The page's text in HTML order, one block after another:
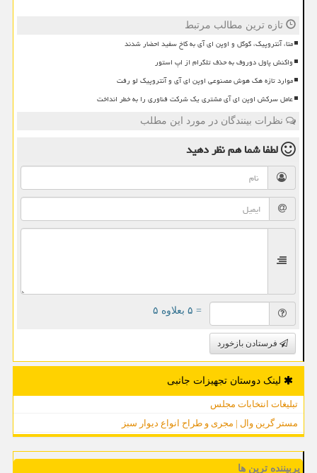
تازه ترین مطالب مرتبط
متا، آنتروپیک، گوگل و اوپن ای آی به کاخ سفید احضار شدند
واکنش پاول دوروف به حذف تلگرام از اپ استور
موارد تازه هک هوش مصنوعی اوپن ای آی و آنتروپیک لو رفت
عامل سرکش اوپن ای آی مشتری یک شرکت فناوری را به خطر انداخت
نظرات بینندگان در مورد این مطلب
لطفا شما همنظر دهید
= ۵ بعلاوه ۵
فرستادن بازخورد
لینک دوستان تجهیزات جانبی
تبلیغات انتخابات مجلس
مستر گرین وال | مجری و طراح انواع دیوار سبز
پربیننده ترین ها